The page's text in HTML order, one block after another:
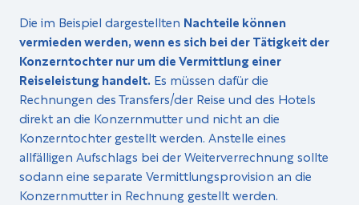
Die im Beispiel dargestellten Nachteile können
vermieden werden, wenn es sich bei der Tätigkeit der
Konzerntochter nur um die Vermittlung einer
Reiseleistung handelt. Es müssen dafür die
Rechnungen des Transfers/der Reise und des Hotels
direkt an die Konzernmutter und nicht an die
Konzerntochter gestellt werden. Anstelle eines
allfälligen Aufschlags bei der Weiterverrechnung sollte
sodann eine separate Vermittlungsprovision an die
Konzernmutter in Rechnung gestellt werden.